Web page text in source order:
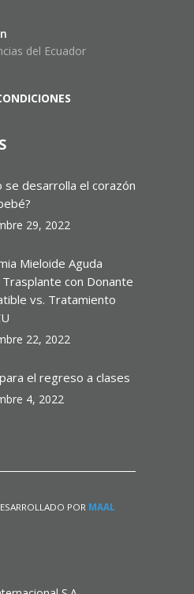
del Ecuador
se desarrolla el corazón
29, 2022
Mieloide Aguda
Trasplante con Donante
vs. Tratamiento
22, 2022
el regreso a clases
4, 2022
POR MAAL